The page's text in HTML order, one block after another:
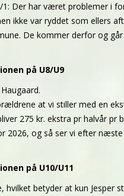
Der har været problemer i
ikke var ryddet som ellers
De kommer derfor og
på U8/U9
at vi stiller med en
275 kr. ekstra pr halvår pr
2026, og så ser vi efter
på U10/U11
betyder at kun Jesper